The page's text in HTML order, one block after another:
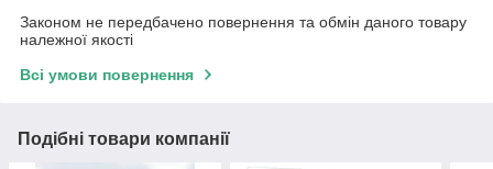
Законом не передбачено повернення та обмін даного товару
належної якості
Всі умови повернення
Подібні товари компанії